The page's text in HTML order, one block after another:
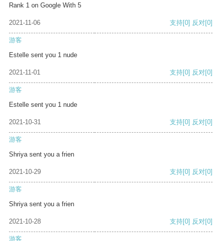
Rank 1 on Google With 5
2021-11-06 支持[0] 反对[0]
游客
Estelle sent you 1 nude
2021-11-01 支持[0] 反对[0]
游客
Estelle sent you 1 nude
2021-10-31 支持[0] 反对[0]
游客
Shriya sent you a frien
2021-10-29 支持[0] 反对[0]
游客
Shriya sent you a frien
2021-10-28 支持[0] 反对[0]
游客